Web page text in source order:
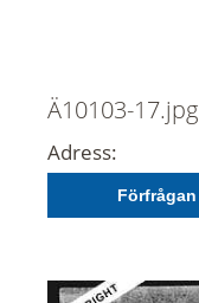
Ä10103-17.jpg
Adress:
Förfrågan